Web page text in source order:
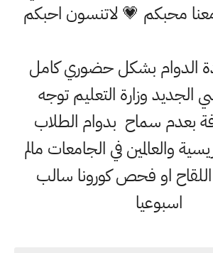
محبكم 💗 لاتنسون احبكم
الدوام بشكل حضوري كامل
الجديد وزارة التعليم توجه
بعدم سماح بدوام الطلاب
والعالمين في الجامعات مالم
او فحص كورونا سالب
اسبوعيا